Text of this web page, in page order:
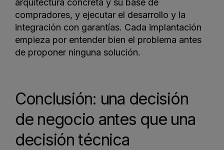
compradores, y ejecutar el desarrollo y la
integración con garantías. Cada implantación
empieza por entender bien el problema antes
de proponer ninguna solución.
Conclusión: una decisión
de negocio antes que una
decisión técnica